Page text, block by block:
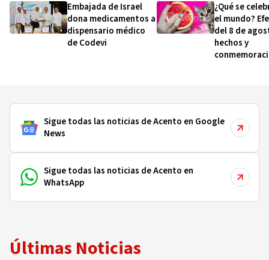
Embajada de Israel
dona medicamentos a
dispensario médico
de Codevi
¿Qué se
el mundo?
del 8 de
hechos y
Sigue todas las noticias de Acento en Google
News
Sigue todas las noticias de Acento en
WhatsApp